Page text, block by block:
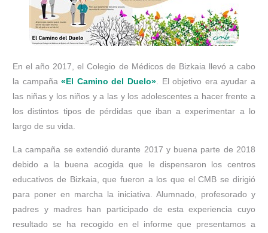
En el año 2017, el Colegio de Médicos de Bizkaia llevó a cabo
la campaña«El Camino del Duelo» . El objetivo era ayudar a
las niñas y los niños y a las y los adolescentes a hacer frente a
los distintos tipos de pérdidas que iban a experimentar a lo
largo de su vida.
La campaña se extendió durante 2017 y buena parte de 2018
debido a la buena acogida que le dispensaron los centros
educativos de Bizkaia, que fueron a los que el CMB se dirigió
para poner en marcha la iniciativa. Alumnado, profesorado y
padres y madres han participado de esta experiencia cuyo
resultado se ha recogido en el informe que presentamos a